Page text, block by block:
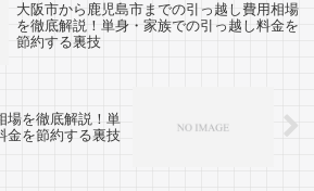
大阪市から鹿児島市までの引っ越し費用相場
を徹底解説！単身・家族での引っ越し料金を
節約する裏技
場を徹底解説！単
金を節約する裏技